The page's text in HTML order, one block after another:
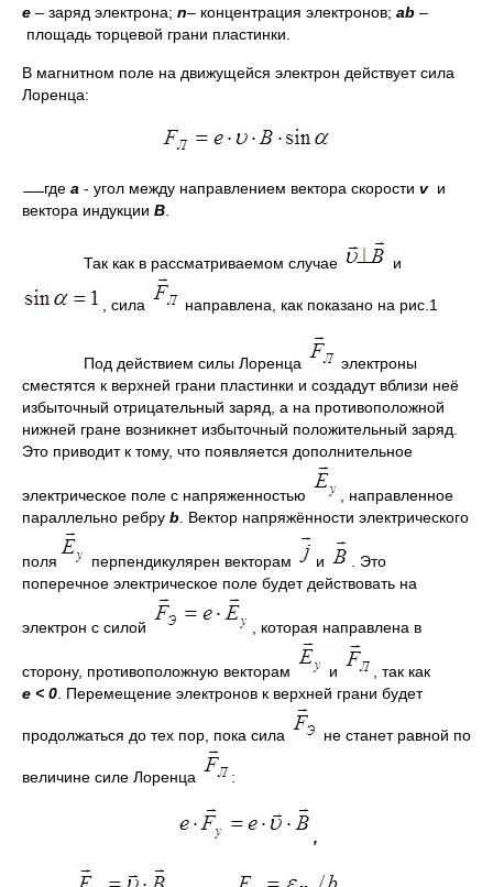
е – заряд электрона; n– концентрация электронов; аb –
площадь торцевой грани пластинки.
В магнитном поле на движущейся электрон действует сила
Лоренца:
где a - угол между направлением вектора скорости vи
вектора индукции В
Так как в рассматриваемом случае и
, сила направлена, как показано на рис.1
Под действием силы Лоренца
электроны
сместятся к верхней грани пластинки и создадут вблизи неё
избыточный отрицательный заряд, а на противоположной
нижней гране возникнет избыточный положительный заряд.
Это приводит к тому, что появляется дополнительное
электрическое поле с напряженностью
, направленное
параллельно ребру b . Вектор напряжённости электрического
поля перпендикулярен векторам и
. Это
поперечное электрическое поле будет действовать на
электрон с силой , которая направлена в
сторону, противоположную векторам и
, так как
е < 0 . Перемещение электронов к верхней грани будет
продолжаться до тех пор, пока сила не станет равной по
величине силе Лоренца :
,